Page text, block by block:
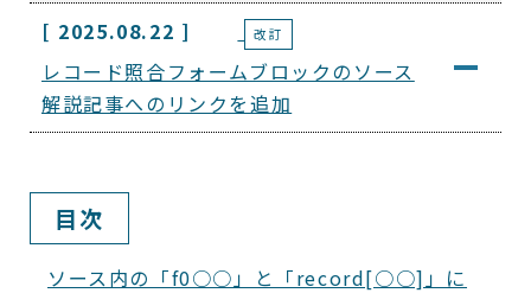
[ 2025.08.22 ]
改訂
レコード照合フォームブロックのソース
解説記事へのリンクを追加
目次
ソース内の「f0○○」と「record[○○]」に